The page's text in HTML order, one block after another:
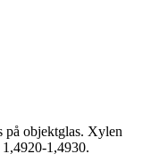
på objektglas. Xylen
1,4930.